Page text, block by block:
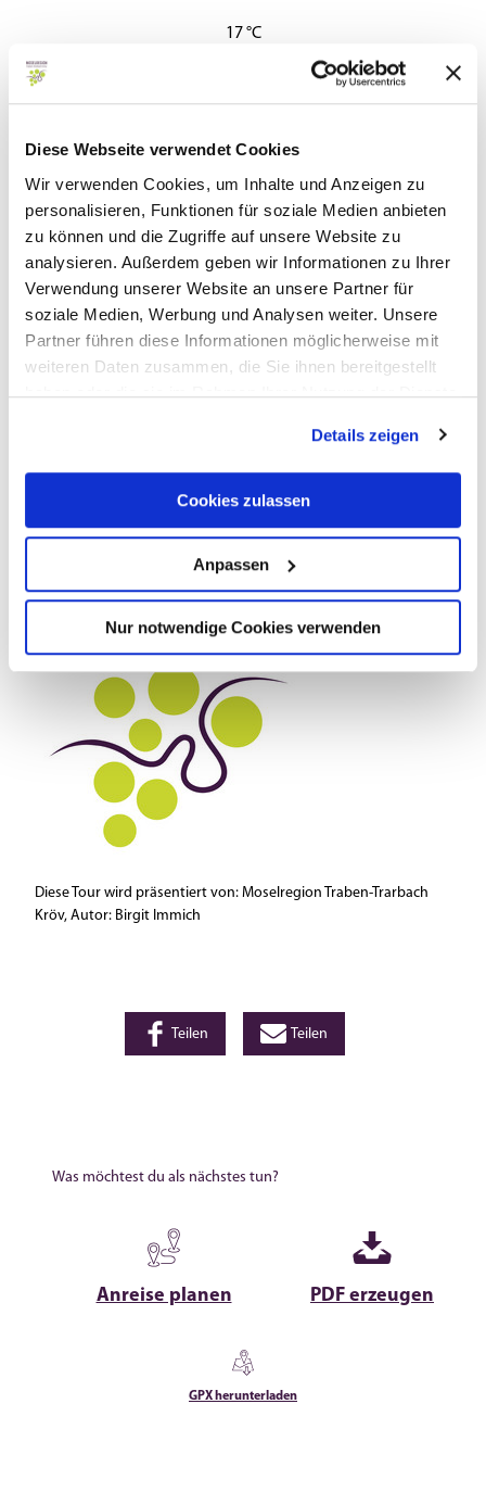
Diese Webseite verwendet Cookies
Wir verwenden Cookies, um Inhalte und Anzeigen zu
personalisieren, Funktionen für soziale Medien anbieten
zu können und die Zugriffe auf unsere Website zu
analysieren. Außerdem geben wir Informationen zu Ihrer
Verwendung unserer Website an unsere Partner für
soziale Medien, Werbung und Analysen weiter. Unsere
Partner führen diese Informationen möglicherweise mit
weiteren Daten zusammen, die Sie ihnen bereitgestellt
haben oder die sie im Rahmen Ihrer Nutzung der Dienste
Details zeigen
Cookies zulassen
Anpassen
Nur notwendige Cookies verwenden
17 °C
So 17 °C | 34 °C
Mo 20 °C | 34 °C
Di 14 °C | 29 °C
Mi 13 °C | 31 °C
Do 15 °C | 33 °C
Diese Webseite nutzt Technologie und Inhalte der Outdooractive
Diese Tour wird präsentiert von: Moselregion Traben-Trarbach
Kröv, Autor: Birgit Immich
Teilen Teilen
Was möchtest du als nächstes tun?
Anreise planen PDF erzeugen
GPX herunterladen